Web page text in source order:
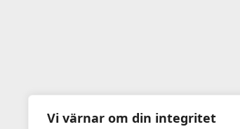
Vi värnar om din integritet